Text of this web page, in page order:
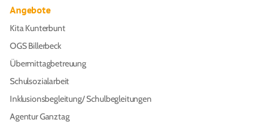
Angebote
Kita Kunterbunt
OGS Billerbeck
Übermittagbetreuung
Schulsozialarbeit
Inklusionsbegleitung/ Schulbegleitungen
Agentur Ganztag